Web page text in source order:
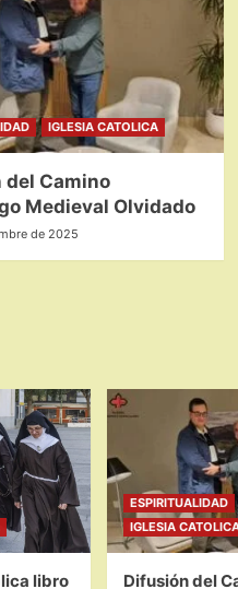
IGLESIA CATOLICA
del Camino
Medieval Olvidado
de 2025
libro
ESPIRITUALIDAD
IGLESIA
Difusión del